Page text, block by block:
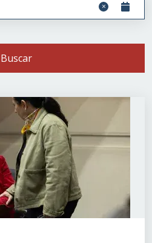
Buscar